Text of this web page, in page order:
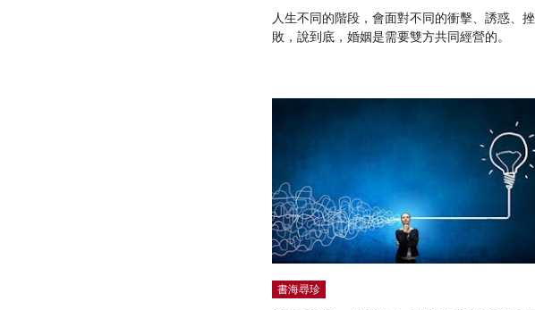
人生不同的階段，會面對不同的衝擊、誘惑、挫
敗，說到底，婚姻是需要雙方共同經營的。
書海尋珍